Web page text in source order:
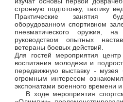
строевую подготовку, тактику
Практические занятия
оборудованном спортивном
пневматического оружия,
руководством опытных
ветераны боевых действий.
Для гостей мероприятия центр
воспитания молодежи и
передвижную выставку -
огромным интересом
экспонатами военного времени
В ходе мероприятия